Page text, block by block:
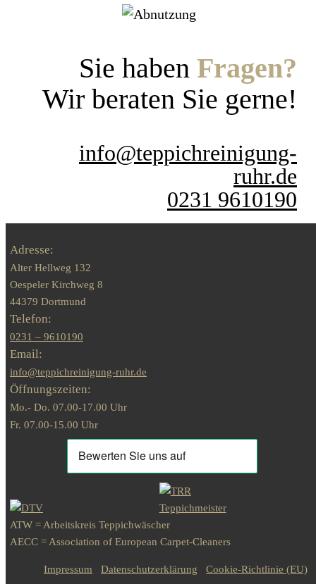
Sie haben Fragen?
Wir beraten Sie gerne!
info@teppichreinigung-
ruhr.de
0231 9610190
Adresse:
Alter Hellweg 132
Oespeler Kirchweg 8
44379 Dortmund
Telefon:
0231 – 9610190
Email:
info@teppichreinigung-ruhr.de
Öffnungszeiten:
Mo.- Do. 07.00-17.00 Uhr
Fr. 07.00-15.00 Uhr
ATW = Arbeitskreis Teppichwäscher
AECC = Association of European Carpet-Cleaners
Impressum Datenschutzerklärung Cookie-Richtlinie (EU)